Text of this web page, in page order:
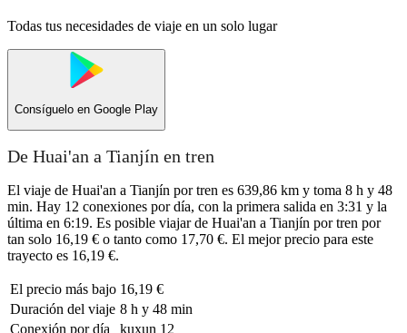
Todas tus necesidades de viaje en un solo lugar
Consíguelo en Google Play
De Huai'an a Tianjín en tren
El viaje de Huai'an a Tianjín por tren es 639,86 km y toma 8 h y 48
min. Hay 12 conexiones por día, con la primera salida en 3:31 y la
última en 6:19. Es posible viajar de Huai'an a Tianjín por tren por
tan solo 16,19 € o tanto como 17,70 €. El mejor precio para este
trayecto es 16,19 €.
El precio más bajo 16,19 €
Duración del viaje 8 h y 48 min
Conexión por día
kuxun 12